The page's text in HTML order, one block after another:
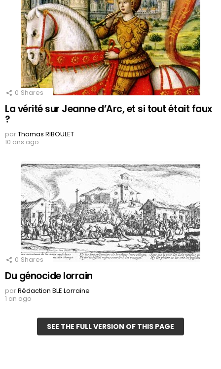
0 Shares
La vérité sur Jeanne d’Arc, et si tout était faux
?
parThomas RIBOULET
10 ans ago
0 Shares
Du génocide lorrain
parRédaction BLE Lorraine
1 an ago
SEE THE FULL VERSION OF THIS PAGE